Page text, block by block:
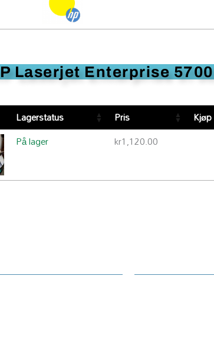
Laserjet Enterprise 5700
Lagerstatus Pris
Kjøp
På lager kr1,120.00